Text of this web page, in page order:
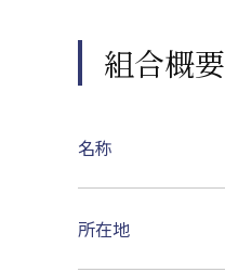
組合概要
名称
所在地